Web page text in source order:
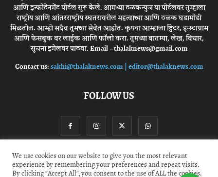
आणि इन्फोटेनमेंट पोर्टल सुरू केले. आमच्या ठळकन्युज या पोर्टलवर तुम्हाला
राष्ट्रीय आणि आंतरराष्ट्रीय स्घतरावरील महत्वाच्या आणि ठळक घडामोडी
मिळतील. आम्ही सदैव तुमच्या सेवेत आहोत. कृपया आम्हाला ट्विटर, इन्स्टाग्राम
आणि फेसबुक वर लाईक आणि फॉलो करा. तुमच्या बातम्या, लेख, विचार,
सूचना इमेलवर पाठवा. Email – thalaknews@gmail.com
Contact us:sakhi@thalaknews.com | editor@thalaknews.com
FOLLOW US
Privacy Policy Contact Us
We use cookies on our website to give you the most relevant
experience by remembering your preferences and repeat visits.
By clicking “Accept All”, you consent to the use of ALL the cookies.